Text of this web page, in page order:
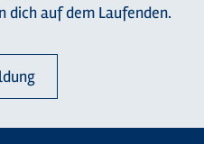
auf dem Laufenden.